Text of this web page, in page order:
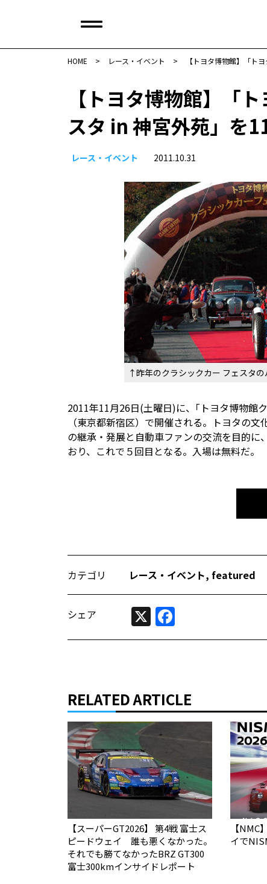
HOME > レース・イベント > 【トヨタ博物館】「ト
【トヨタ博物館】「
スタ in 神宮外苑」を
レース・イベント 2011.10.31
↑昨年のクラシックカー フェスタ
2011年11月26日(土曜日)に、｢トヨタ博物館
（東京都新宿区）で開催される。トヨタの
の継承・発展と自動車ファンの交流を目的
おり、これで５回目となる。入場は無料だ。
カテゴリ レース・イベント, featured
シェア X
RELATED ARTICLE
【スーパーGT2026】 第4戦 富士ス
ピードウェイ 誰も悪くなかった。
それでも勝てなかった――BRZ GT300
富士300kmインサイドレポート
【NMC
イで